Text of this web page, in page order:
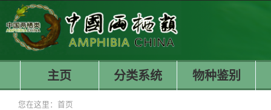
主页 分类系统 物种鉴别
您在这里： 首页